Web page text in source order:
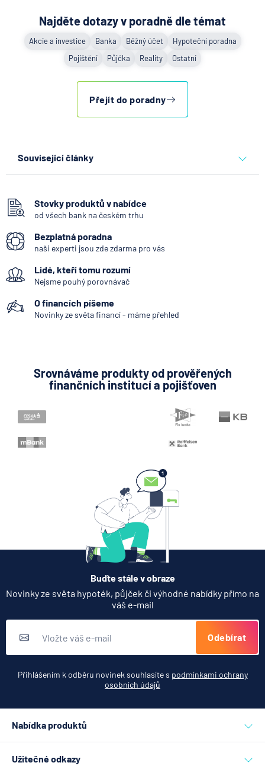
Najděte dotazy v poradně dle témat
Akcie a investice Banka Běžný účet
Hypoteční poradna
Pojištění
Půjčka Reality Ostatní
Přejít do poradny
Související články
přímo v Partners App
5.8.2026 Daně
Jak dnes vykládat výsledky
zátěžových testů ČNB
Banka
Zobrazit všechny články
Stovky produktů v nabídce
od všech bank na českém trhu
Bezplatná poradna
naši experti jsou zde zdarma pro vás
Lidé, kteří tomu rozumí
Nejsme pouhý porovnávač
O financích píšeme
Novinky ze světa financí - máme přehled
Srovnáváme produkty od prověřených
finančních institucí a pojišťoven
Buďte stále v obraze
Novinky ze světa hypoték, půjček či výhodné nabídky přímo na
váš e-mail
Odebírat
Přihlášením k odběru novinek souhlasíte s podmínkami ochrany
osobních údajů
Nabídka produktů
Užitečné odkazy